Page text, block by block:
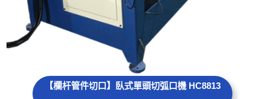
【欄杆管件切口】臥式單頭切弧口機 HC8813